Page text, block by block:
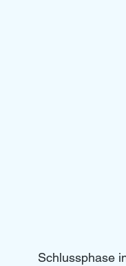
Schlussphase